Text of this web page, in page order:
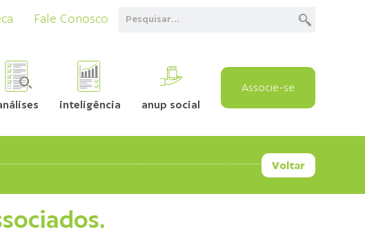
Fale Conosco
inteligência anup social
Associe-se
Voltar